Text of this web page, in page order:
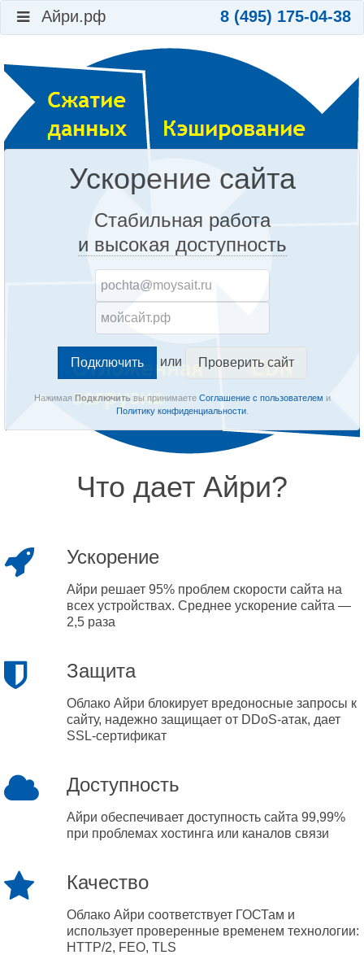
Айри.рф 8 (495) 175-04-38
Ускорение сайта
Стабильная работа
и высокая доступность
или Проверить сайт
Нажимая Подключитьвы принимаете Соглашение с пользователем и
Политику конфиденциальности.
Что дает Айри?
Ускорение
Айри решает 95% проблем скорости сайта на
всех устройствах. Среднее ускорение сайта —
2,5 раза
Защита
Облако Айри блокирует вредоносные запросы к
сайту, надежно защищает от DDoS-атак, дает
SSL-сертификат
Доступность
Айри обеспечивает доступность сайта 99,99%
при проблемах хостинга или каналов связи
Качество
Облако Айри соответствует ГОСТам и
использует проверенные временем технологии:
HTTP/2, FEO, TLS